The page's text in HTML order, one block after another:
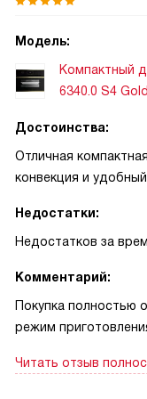
Модель:
Компактный
6340.0 S4 Gold
Достоинства:
Отличная
конвекция и
Недостатки:
Недостатков за
Комментарий:
Покупка полностью
режим
рыбу или овощи к
Читать отзыв